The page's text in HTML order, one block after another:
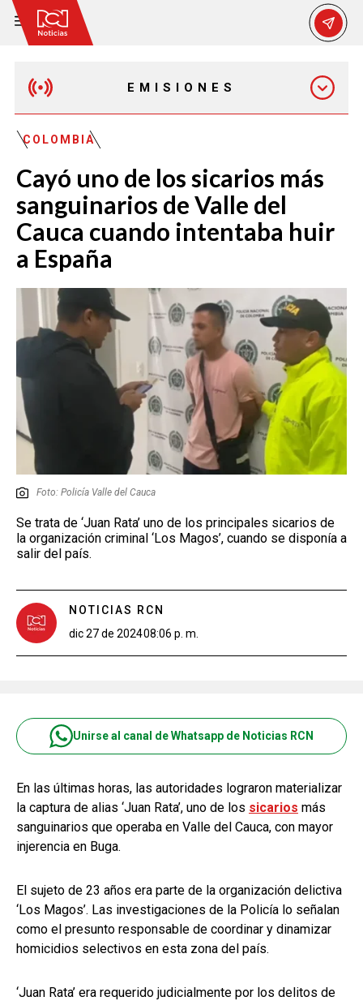
EMISIONES
EMISIÓN 12:30 PM
EMISIÓN 7:00 PM
EMISIÓN 11:30 PM
COLOMBIA
Cayó uno de los sicarios más
sanguinarios de Valle del
Cauca cuando intentaba huir
a España
Foto: Policía Valle del Cauca
Se trata de ‘Juan Rata’ uno de los principales sicarios de
la organización criminal ‘Los Magos’, cuando se disponía a
salir del país.
NOTICIAS RCN
dic 27 de 202408:06 p. m.
Unirse al canal de Whatsapp de Noticias RCN
En las últimas horas, las autoridades lograron materializar
la captura de alias ‘Juan Rata’, uno de los sicarios más
sanguinarios que operaba en Valle del Cauca, con mayor
injerencia en Buga.
El sujeto de 23 años era parte de la organización delictiva
‘Los Magos’. Las investigaciones de la Policía lo señalan
como el presunto responsable de coordinar y dinamizar
homicidios selectivos en esta zona del país.
‘Juan Rata’ era requerido judicialmente por los delitos de